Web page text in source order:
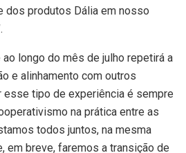
dos produtos Dália em nosso
ao longo do mês de julho repetirá a
e alinhamento com outros
esse tipo de experiência é sempre
na prática entre as
todos juntos, na mesma
em breve, faremos a transição de